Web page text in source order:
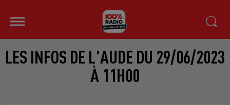
LES INFOS DE L'AUDE DU 29/06/2023
À 11H00